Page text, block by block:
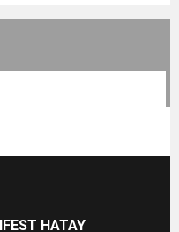
HATAY